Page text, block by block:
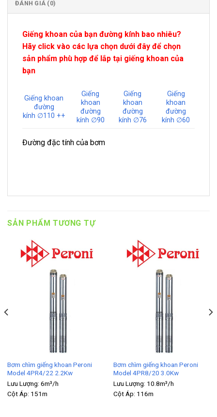
ĐÁNH GIÁ (0)
Giếng khoan của bạn đường kính bao nhiêu?
Hãy click vào các lựa chọn dưới đây để chọn
sản phẩm phù hợp để lắp tại giếng khoan của
bạn
Giếng khoan
đường
kính ∅110 ++
Giếng
khoan
đường
kính ∅90
Giếng
khoan
đường
kính ∅76
Giếng
khoan
đường
kính ∅60
Đường đặc tính của bơm
SẢN PHẨM TƯƠNG TỰ
Bơm chìm giếng khoan Peroni
Model 4PR4/22 2.2Kw
Lưu Lượng: 6m³/h
Cột Áp: 151m
Bơm chìm giếng khoan Peroni
Model 4PR8/20 3.0Kw
Lưu Lượng: 10.8m³/h
Cột Áp: 116m